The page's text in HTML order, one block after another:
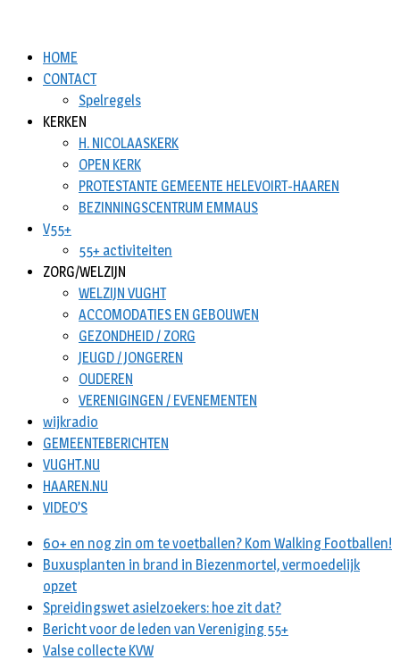
HOME
CONTACT
Spelregels
KERKEN
H. NICOLAASKERK
OPEN KERK
PROTESTANTE GEMEENTE HELEVOIRT-HAAREN
BEZINNINGSCENTRUM EMMAUS
V55+
55+ activiteiten
ZORG/WELZIJN
WELZIJN VUGHT
ACCOMODATIES EN GEBOUWEN
GEZONDHEID / ZORG
JEUGD / JONGEREN
OUDEREN
VERENIGINGEN / EVENEMENTEN
wijkradio
GEMEENTEBERICHTEN
VUGHT.NU
HAAREN.NU
VIDEO’S
60+ en nog zin om te voetballen? Kom Walking Footballen!
Buxusplanten in brand in Biezenmortel, vermoedelijk
opzet
Spreidingswet asielzoekers: hoe zit dat?
Bericht voor de leden van Vereniging 55+
Valse collecte KVW